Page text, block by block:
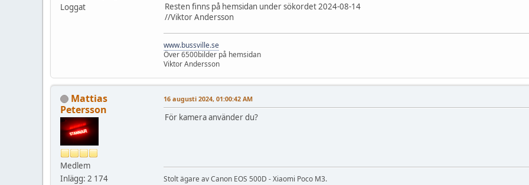
Loggat
Resten finns på hemsidan under sökordet 2024-08-14
//Viktor Andersson
www.bussville.se
Över 6500bilder på hemsidan
Viktor Andersson
Mattias
Petersson
Medlem
Inlägg: 2 174
16 augusti 2024, 01:00:42 AM
För kamera använder du?
Stolt ägare av Canon EOS 500D - Xiaomi Poco M3.